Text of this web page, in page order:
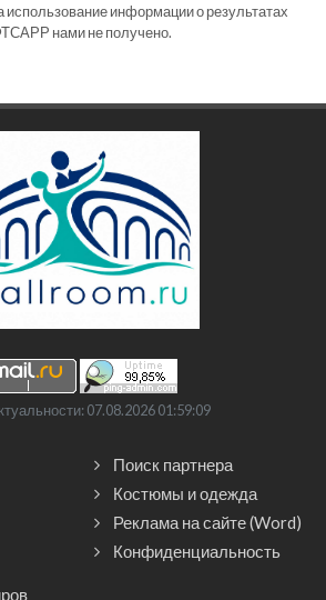
использование информации о результатах
нами не получено.
07.08.2026 01:59:09
Поиск партнера
Костюмы и одежда
Реклама на сайте (Word)
Конфиденциальность